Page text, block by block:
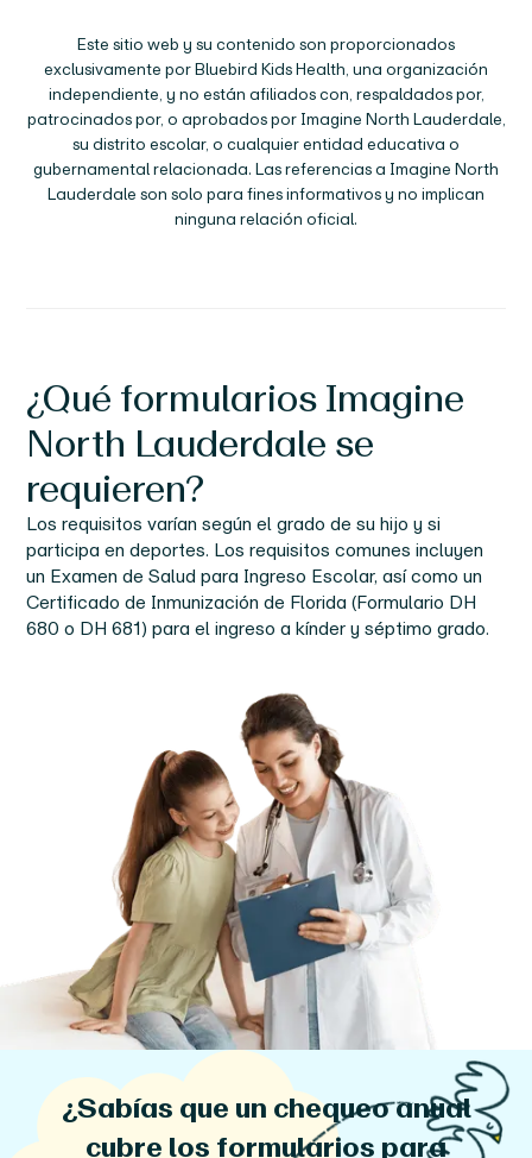
Este sitio web y su contenido son proporcionados
exclusivamente por Bluebird Kids Health, una organización
independiente, y no están afiliados con, respaldados por,
patrocinados por, o aprobados por Imagine North Lauderdale,
su distrito escolar, o cualquier entidad educativa o
gubernamental relacionada. Las referencias a Imagine North
Lauderdale son solo para fines informativos y no implican
ninguna relación oficial.
¿Qué formularios Imagine
North Lauderdale se
requieren?
Los requisitos varían según el grado de su hijo y si
participa en deportes. Los requisitos comunes incluyen
un Examen de Salud para Ingreso Escolar, así como un
Certificado de Inmunización de Florida (Formulario DH
680 o DH 681) para el ingreso a kínder y séptimo grado.
¿Sabías que un chequeo anual
cubre los formularios para